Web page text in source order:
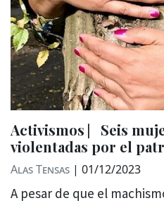
Activismos ⎸Seis
violentadas por el
Alas Tensas | 01/12/2023
A pesar de que el